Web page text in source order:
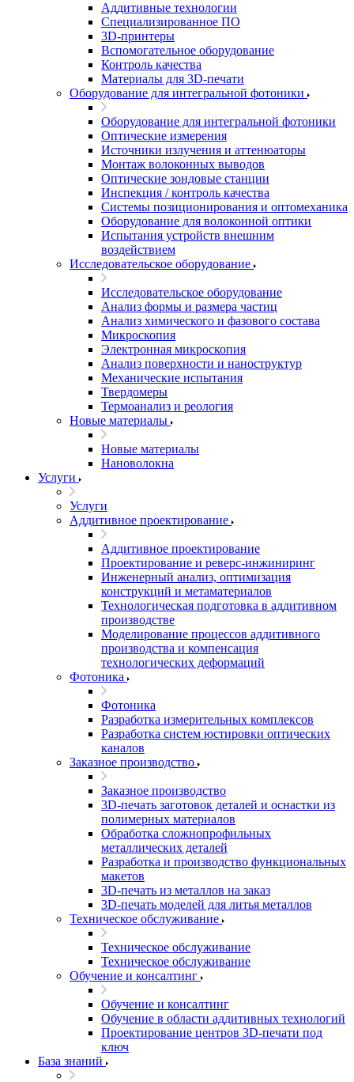
Аддитивные технологии
Специализированное ПО
3D-принтеры
Вспомогательное оборудование
Контроль качества
Материалы для 3D-печати
Оборудование для интегральной фотоники
Оборудование для интегральной фотоники
Оптические измерения
Источники излучения и аттенюаторы
Монтаж волоконных выводов
Оптические зондовые станции
Инспекция / контроль качества
Системы позиционирования и оптомеханика
Оборудование для волоконной оптики
Испытания устройств внешним
воздействием
Исследовательское оборудование
Исследовательское оборудование
Анализ формы и размера частиц
Анализ химического и фазового состава
Микроскопия
Электронная микроскопия
Анализ поверхности и наноструктур
Механические испытания
Твердомеры
Термоанализ и реология
Новые материалы
Новые материалы
Нановолокна
Услуги
Услуги
Аддитивное проектирование
Аддитивное проектирование
Проектирование и реверс-инжиниринг
Инженерный анализ, оптимизация
конструкций и метаматериалов
Технологическая подготовка в аддитивном
производстве
Моделирование процессов аддитивного
производства и компенсация
технологических деформаций
Фотоника
Фотоника
Разработка измерительных комплексов
Разработка систем юстировки оптических
каналов
Заказное производство
Заказное производство
3D-печать заготовок деталей и оснастки из
полимерных материалов
Обработка сложнопрофильных
металлических деталей
Разработка и производство функциональных
макетов
3D-печать из металлов на заказ
3D-печать моделей для литья металлов
Техническое обслуживание
Техническое обслуживание
Техническое обслуживание
Обучение и консалтинг
Обучение и консалтинг
Обучение в области аддитивных технологий
Проектирование центров 3D-печати под
ключ
База знаний